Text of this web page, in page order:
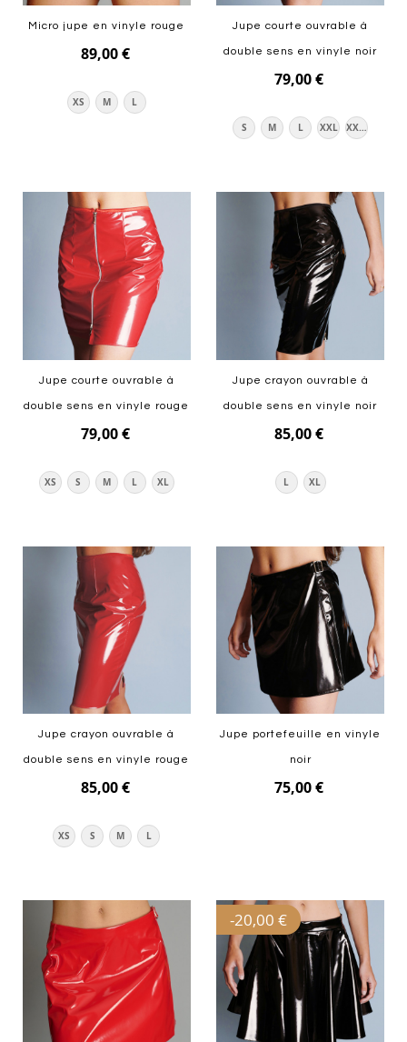
Micro jupe en vinyle rouge
89,00 €
XS M L
Jupe courte ouvrable à
double sens en vinyle noir
79,00 €
S M L XXL XXXL
Jupe courte ouvrable à
double sens en vinyle rouge
79,00 €
XS S M L XL
Jupe crayon ouvrable à
double sens en vinyle noir
85,00 €
L XL
Jupe crayon ouvrable à
double sens en vinyle rouge
85,00 €
XS S M L
Jupe portefeuille en vinyle
noir
75,00 €
-20,00 €